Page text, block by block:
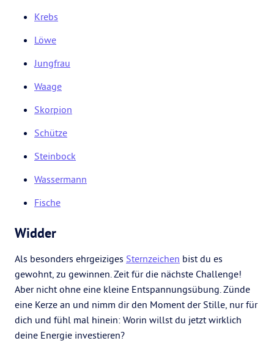
Krebs
Löwe
Jungfrau
Waage
Skorpion
Schütze
Steinbock
Wassermann
Fische
Widder
Als besonders ehrgeiziges Sternzeichen bist du es
gewohnt, zu gewinnen. Zeit für die nächste Challenge!
Aber nicht ohne eine kleine Entspannungsübung. Zünde
eine Kerze an und nimm dir den Moment der Stille, nur für
dich und fühl mal hinein: Worin willst du jetzt wirklich
deine Energie investieren?